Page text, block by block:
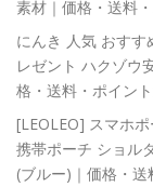
素材｜価格・送料
にんき 人気 おす
レゼント ハクゾウ
格・送料・ポイン
[LEOLEO] スマホ
携帯ポーチ ショル
(ブルー)｜価格・